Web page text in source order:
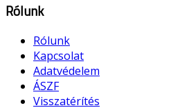
Rólunk
Rólunk
Kapcsolat
Adatvédelem
ÁSZF
Visszatérítés